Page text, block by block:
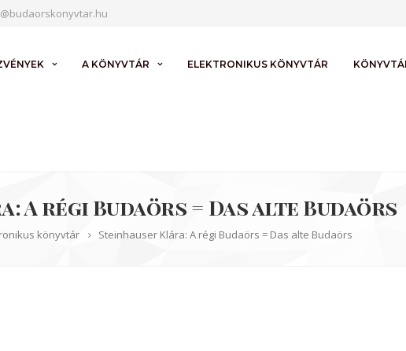
A KÖNYVTÁR ELEKTRONIKUS KÖNYVTÁR
A régi Budaörs = Das alte Budaörs
könyvtár Steinhauser Klára: A régi Budaörs = Das alte Budaörs